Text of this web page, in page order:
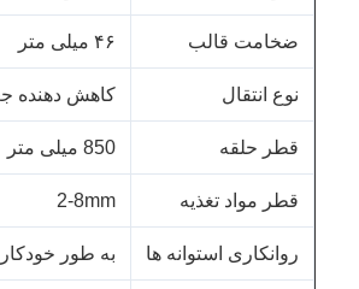
ضخامت قالب ۴۶ میلی متر
نوع انتقال کاهش دهنده
قطر حلقه 850 میلی متر
قطر مواد تغذیه 2-8mm
روانکاری استوانه ها به طور خودکار